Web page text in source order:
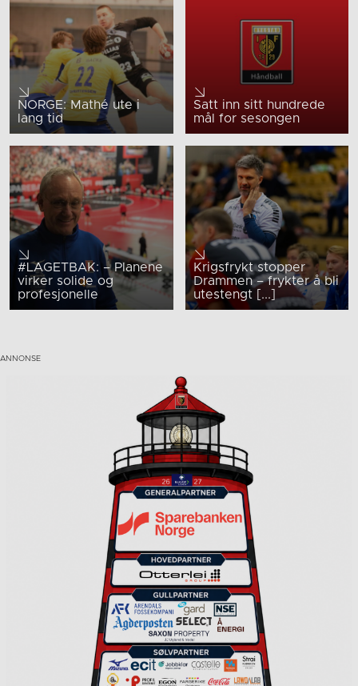
NORGE: Mathé ute i
lang tid
Satt inn sitt hundrede
mål for sesongen
#LAGETBAK: – Planene
virker solide og
profesjonelle
Krigsfrykt stopper
Drammen – frykter å bli
utestengt [...]